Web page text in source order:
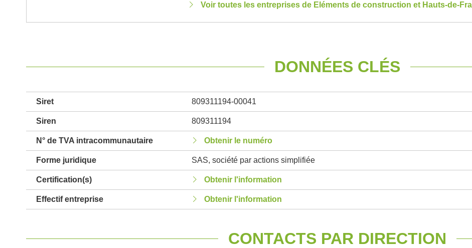
Voir toutes les entreprises de Eléments de construction et Hauts-de-
DONNÉES CLÉS
Siret 809311194-00041
Siren 809311194
N° de TVA intracommunautaire Obtenir le numéro
Forme juridique SAS, société par actions simplifiée
Certification(s) Obtenir l'information
Effectif entreprise Obtenir l'information
CONTACTS PAR DIRECTION